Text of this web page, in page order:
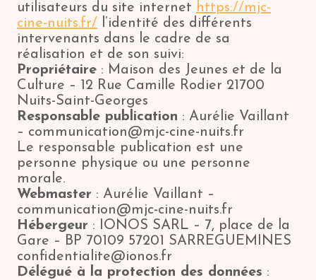
utilisateurs du site internet https://mjc-
cine-nuits.fr/ l’identité des différents
intervenants dans le cadre de sa
réalisation et de son suivi:
Propriétaire : Maison des Jeunes et de la
Culture – 12 Rue Camille Rodier 21700
Nuits-Saint-Georges
Responsable publication : Aurélie Vaillant
– communication@mjc-cine-nuits.fr
Le responsable publication est une
personne physique ou une personne
morale.
Webmaster : Aurélie Vaillant –
communication@mjc-cine-nuits.fr
Hébergeur : IONOS SARL – 7, place de la
Gare – BP 70109 57201 SARREGUEMINES
confidentialite@ionos.fr
Délégué à la protection des données :